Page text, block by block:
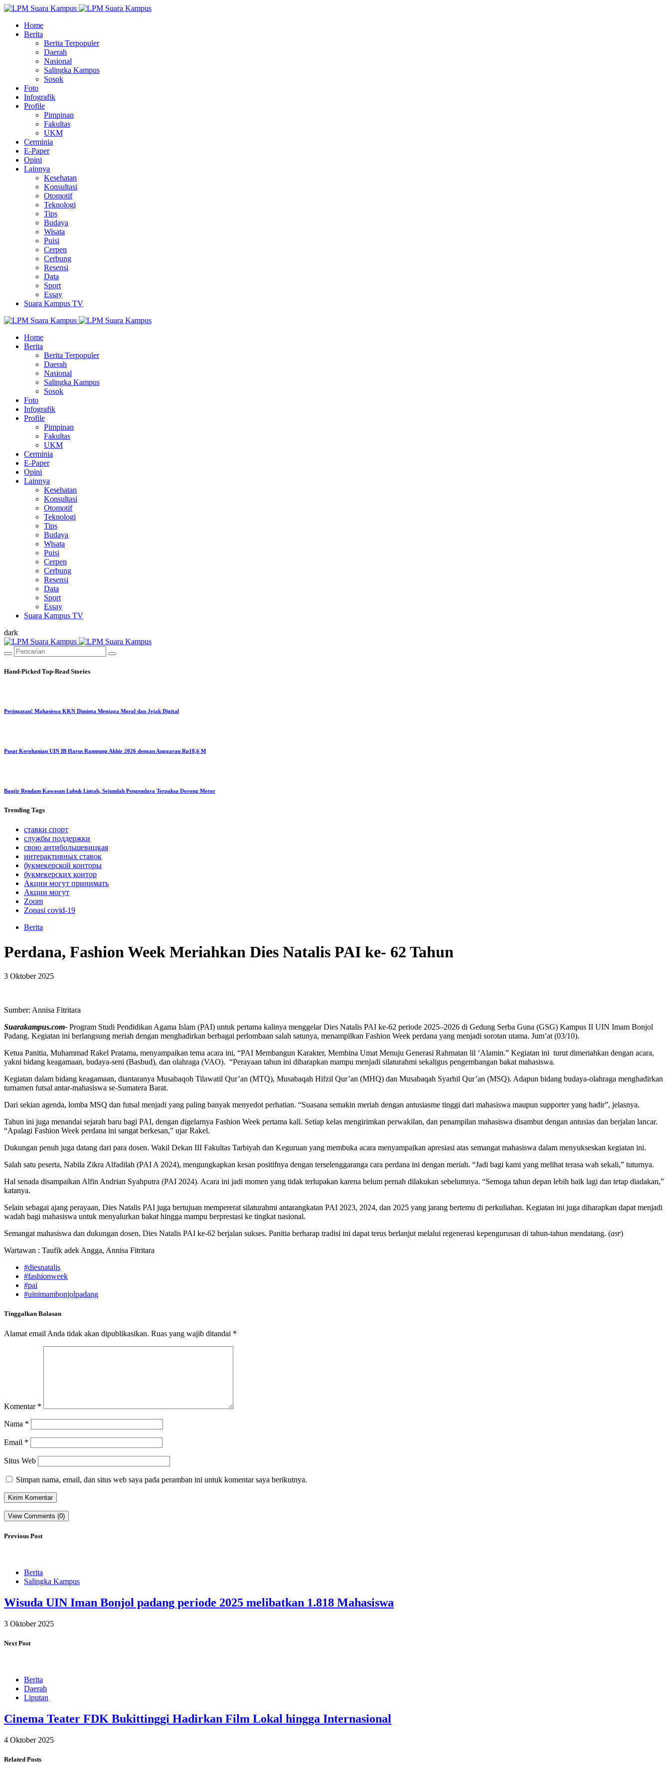
Home
Berita
Berita Terpopuler
Daerah
Nasional
Salingka Kampus
Sosok
Foto
Infografik
Profile
Pimpinan
Fakultas
UKM
Cerminia
E-Paper
Opini
Lainnya
Kesehatan
Konsultasi
Otomotif
Teknologi
Tips
Budaya
Wisata
Puisi
Cerpen
Cerbung
Resensi
Data
Sport
Essay
Suara Kampus TV
Home
Berita
Berita Terpopuler
Daerah
Nasional
Salingka Kampus
Sosok
Foto
Infografik
Profile
Pimpinan
Fakultas
UKM
Cerminia
E-Paper
Opini
Lainnya
Kesehatan
Konsultasi
Otomotif
Teknologi
Tips
Budaya
Wisata
Puisi
Cerpen
Cerbung
Resensi
Data
Sport
Essay
Suara Kampus TV
dark
Hand-Picked Top-Read Stories
Peringatan! Mahasiswa KKN Diminta Menjaga Moral dan Jejak Digital
Pusat Kerohanian UIN IB Harus Rampung Akhir 2026 dengan Anggaran Rp18,6 M
Banjir Rendam Kawasan Lubuk Lintah, Sejumlah Pengendara Terpaksa Dorong Motor
Trending Tags
ставки спорт
службы поддержки
свою антибольшевицкая
интерактивных ставок
букмекерской конторы
букмекерских контор
Акции могут принимать
Акции могут
Zoom
Zonasi covid-19
Berita
Perdana, Fashion Week Meriahkan Dies Natalis PAI ke- 62 Tahun
3 Oktober 2025
Sumber: Annisa Fitritara
Suarakampus.com- Program Studi Pendidikan Agama Islam (PAI) untuk pertama kalinya menggelar Dies Natalis PAI ke-62 periode 2025–2026 di Gedung Serba Guna (GSG) Kampus II UIN Imam Bonjol
Padang. Kegiatan ini berlangsung meriah dengan menghadirkan berbagai perlombaan salah satunya, menampilkan Fashion Week perdana yang menjadi sorotan utama. Jum’at (03/10).
Ketua Panitia, Muhammad Rakel Pratama, menyampaikan tema acara ini, “PAI Membangun Karakter, Membina Umat Menuju Generasi Rahmatan lil ‘Alamin.” Kegiatan ini turut dimeriahkan dengan acara,
yakni bidang keagamaan, budaya-seni (Basbud), dan olahraga (VAO). “Perayaan tahun ini diharapkan mampu menjadi silaturahmi sekaligus pengembangan bakat mahasiswa.
Kegiatan dalam bidang keagamaan, diantaranya Musabaqoh Tilawatil Qur’an (MTQ), Musabaqah Hifzil Qur’an (MHQ) dan Musabaqah Syarhil Qur’an (MSQ). Adapun bidang budaya-olahraga menghadirkan
turnamen futsal antar-mahasiswa se-Sumatera Barat.
Dari sekian agenda, lomba MSQ dan futsal menjadi yang paling banyak menyedot perhatian. “Suasana semakin meriah dengan antusiasme tinggi dari mahasiswa maupun supporter yang hadir”, jelasnya.
Tahun ini juga menandai sejarah baru bagi PAI, dengan digelarnya Fashion Week pertama kali. Setiap kelas mengirimkan perwakilan, dan penampilan mahasiswa disambut dengan antusias dan berjalan lancar.
“Apalagi Fashion Week perdana ini sangat berkesan,” ujar Rakel.
Dukungan penuh juga datang dari para dosen. Wakil Dekan III Fakultas Tarbiyah dan Keguruan yang membuka acara menyampaikan apresiasi atas semangat mahasiswa dalam menyukseskan kegiatan ini.
Salah satu peserta, Nabila Zikra Alfadilah (PAI A 2024), mengungkapkan kesan positifnya dengan terselenggaranga cara perdana ini dengan meriah. “Jadi bagi kami yang melihat terasa wah sekali,” tuturnya.
Hal senada disampaikan Alfin Andrian Syahputra (PAI 2024). Acara ini jadi momen yang tidak terlupakan karena belum pernah dilakukan sebelumnya. “Semoga tahun depan lebih baik lagi dan tetap diadakan,”
katanya.
Selain sebagai ajang perayaan, Dies Natalis PAI juga bertujuan mempererat silaturahmi antarangkatan PAI 2023, 2024, dan 2025 yang jarang bertemu di perkuliahan. Kegiatan ini juga diharapkan dapat menjadi
wadah bagi mahasiswa untuk menyalurkan bakat hingga mampu berprestasi ke tingkat nasional.
Semangat mahasiswa dan dukungan dosen, Dies Natalis PAI ke-62 berjalan sukses. Panitia berharap tradisi ini dapat terus berlanjut melalui regenerasi kepengurusan di tahun-tahun mendatang. (asr)
Wartawan : Taufik adek Angga, Annisa Fitritara
#diesnatalis
#fashionweek
#pai
#uinimambonjolpadang
Tinggalkan Balasan
Alamat email Anda tidak akan dipublikasikan. Ruas yang wajib ditandai *
Komentar *
Nama *
Email *
Situs Web
Simpan nama, email, dan situs web saya pada peramban ini untuk komentar saya berikutnya.
View Comments (0)
Previous Post
Berita
Salingka Kampus
Wisuda UIN Iman Bonjol padang periode 2025 melibatkan 1.818 Mahasiswa
3 Oktober 2025
Next Post
Berita
Daerah
Liputan
Cinema Teater FDK Bukittinggi Hadirkan Film Lokal hingga Internasional
4 Oktober 2025
Related Posts